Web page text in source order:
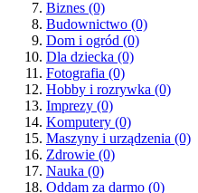
Biznes (0)
Budownictwo (0)
Dom i ogród (0)
Dla dziecka (0)
Fotografia (0)
Hobby i rozrywka (0)
Imprezy (0)
Komputery (0)
Maszyny i urządzenia (0)
Zdrowie (0)
Nauka (0)
Oddam za darmo (0)